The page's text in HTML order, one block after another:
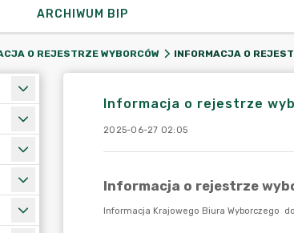
ARCHIWUM BIP
O REJESTRZE WYBORCÓW INFORMACJA O
Informacja o rejestrze
2025-06-27 02:05